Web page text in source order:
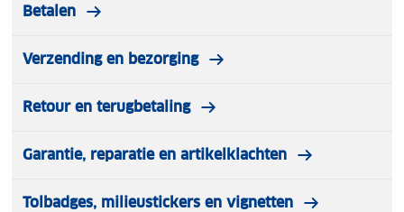
Betalen
Verzending en bezorging
Retour en terugbetaling
Garantie, reparatie en artikelklachten
Tolbadges, milieustickers en vignetten